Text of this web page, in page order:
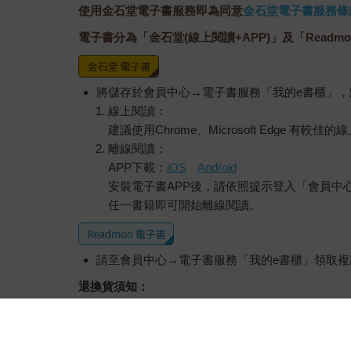
使用金石堂電子書服務即為同意金石堂電子書服務條
電子書分為「金石堂(線上閱讀+APP)」及「
將儲存於會員中心→電子書服務「我的e書櫃」
線上閱讀：
建議使用Chrome、Microsoft Edge 有較佳的
離線閱讀：
APP下載： iOS
Android
安裝電子書APP後，請依照提示登入「會員
任一書籍即可開始離線閱讀。
請至會員中心→電子書服務「我的e書櫃」領取
退換貨須知：